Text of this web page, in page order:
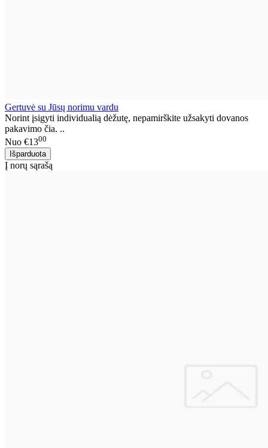
Gertuvė su Jūsų norimu vardu
Norint įsigyti individualią dėžutę, nepamirškite užsakyti dovanos
pakavimo čia. ..
Nuo €1300
Į norų sąrašą